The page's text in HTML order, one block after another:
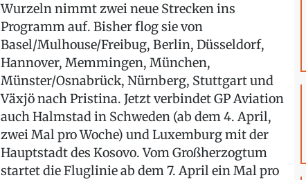
Wurzeln nimmt zwei neue Strecken ins
Programm auf. Bisher flog sie von
Basel/Mulhouse/Freibug, Berlin, Düsseldorf,
Hannover, Memmingen, München,
Münster/Osnabrück, Nürnberg, Stuttgart und
Växjö nach Pristina. Jetzt verbindet GP Aviation
auch Halmstad in Schweden (ab dem 4. April,
zwei Mal pro Woche) und Luxemburg mit der
Hauptstadt des Kosovo. Vom Großherzogtum
startet die Fluglinie ab dem 7. April ein Mal pro